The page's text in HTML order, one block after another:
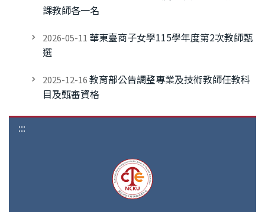
課教師各一名
2026-05-11 華東臺商子女學115學年度第2次教師甄
選
2025-12-16教育部公告調整專業及技術教師任教科
目及甄審資格
:::